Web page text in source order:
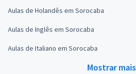
Aulas de Holandês em Sorocaba
Aulas de Inglês em Sorocaba
Aulas de Italiano em Sorocaba
Mostrar mais